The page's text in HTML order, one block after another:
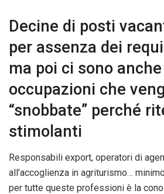
Decine di posti
per assenza dei
ma poi ci sono
occupazioni che
“snobbate” perché
stimolanti
Responsabili export, operatori di
all’accoglienza in agriturismo…
per tutte queste professioni è la